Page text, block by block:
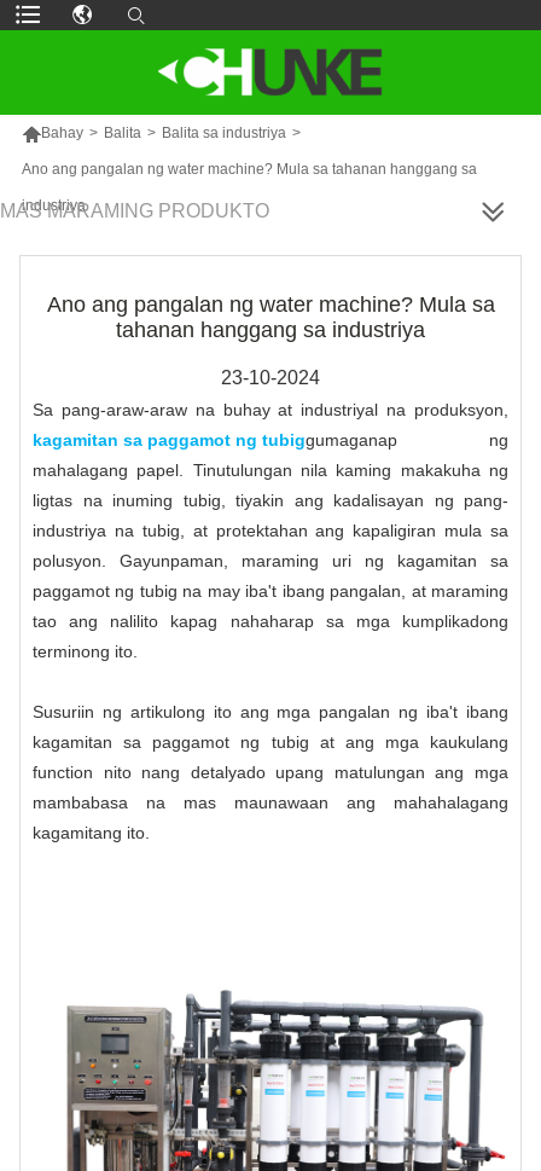
Bahay > Balita > Balita sa industriya >
Ano ang pangalan ng water machine? Mula sa tahanan hanggang sa
industriya
MAS MARAMING PRODUKTO
Ano ang pangalan ng water machine? Mula sa
tahanan hanggang sa industriya
23-10-2024
Sa pang-araw-araw na buhay at industriyal na produksyon,
kagamitan sa paggamot ng tubiggumaganap ng
mahalagang papel. Tinutulungan nila kaming makakuha ng
ligtas na inuming tubig, tiyakin ang kadalisayan ng pang-
industriya na tubig, at protektahan ang kapaligiran mula sa
polusyon. Gayunpaman, maraming uri ng kagamitan sa
paggamot ng tubig na may iba't ibang pangalan, at maraming
tao ang nalilito kapag nahaharap sa mga kumplikadong
terminong ito.
Susuriin ng artikulong ito ang mga pangalan ng iba't ibang
kagamitan sa paggamot ng tubig at ang mga kaukulang
function nito nang detalyado upang matulungan ang mga
mambabasa na mas maunawaan ang mahahalagang
kagamitang ito.